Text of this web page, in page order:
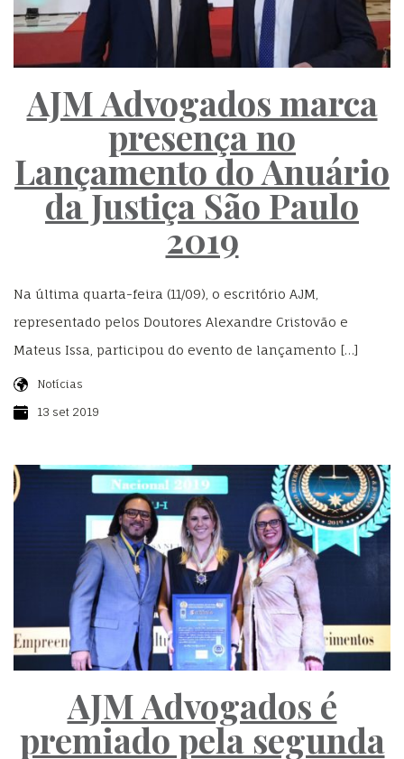
AJM Advogados marca
presença no
Lançamento do Anuário
da Justiça São Paulo
2019
Na última quarta-feira (11/09), o escritório AJM,
representado pelos Doutores Alexandre Cristovão e
Mateus Issa, participou do evento de lançamento […]
Notícias
13 set 2019
AJM Advogados é
premiado pela segunda